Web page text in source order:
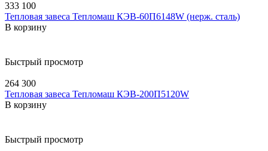
333 100
Тепловая завеса Тепломаш КЭВ-60П6148W (нерж. сталь)
В корзину
Быстрый просмотр
264 300
Тепловая завеса Тепломаш КЭВ-200П5120W
В корзину
Быстрый просмотр